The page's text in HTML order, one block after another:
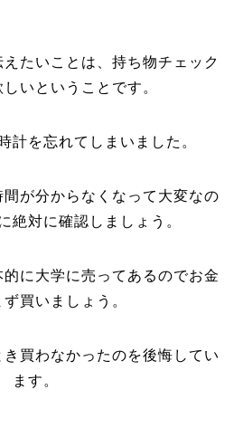
たいことは、持ち物チェック
いということです。
計を忘れてしまいました。
が分からなくなって大変なの
絶対に確認しましょう。
に大学に売ってあるのでお金
買いましょう。
買わなかったのを後悔してい
ます。